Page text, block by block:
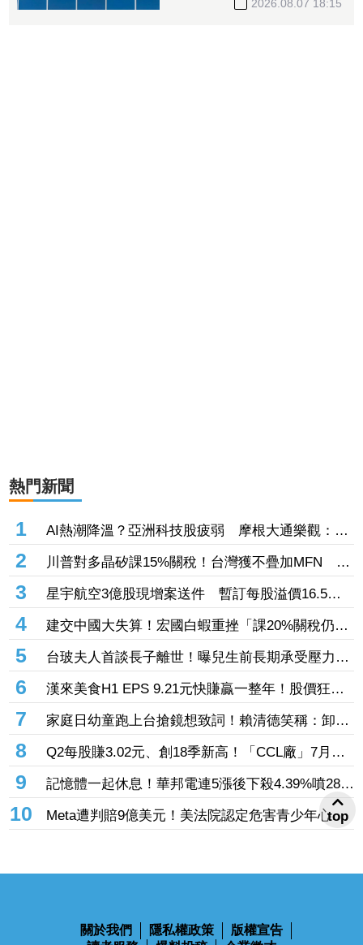
2026.08.07 18:15
熱門新聞
1
AI熱潮降溫？亞洲科技股疲弱 摩根大通樂觀：長
期投資趨勢未變
2
川普對多晶矽課15%關稅！台灣獲不疊加MFN 行
政院：對台影響有限
3
星宇航空3億股現增案送件 暫訂每股溢價16.5
元、預計募資49.5億元
4
建交中國大失算！宏國白蝦重挫「課20%關稅仍要
賣台灣」 外媒曝出口量差4倍
5
台玻夫人首談長子離世！曝兒生前長期承受壓力
喪子後她悲痛足不出戶
6
漢來美食H1 EPS 9.21元快賺贏一整年！股價狂飆
7％創3年來新高 「最難訂Buffet」瘋狂吸金
7
家庭日幼童跑上台搶鏡想致詞！賴清德笑稱：卸任
後再交棒給你
8
Q2每股賺3.02元、創18季新高！「CCL廠」7月營
收創近4年高 AI伺服器助攻下半年成長
9
記憶體一起休息！華邦電連5漲後下殺4.39%噴286
億元 「這檔」累漲40%後也走弱炸315億元
10
Meta遭判賠9億美元！美法院認定危害青少年心理
健康 要求5年內調整未成年用戶機制
關於我們 隱私權政策
版權宣告
top